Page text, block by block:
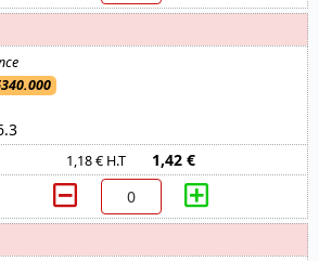
1,18 € H.T 1,42 €